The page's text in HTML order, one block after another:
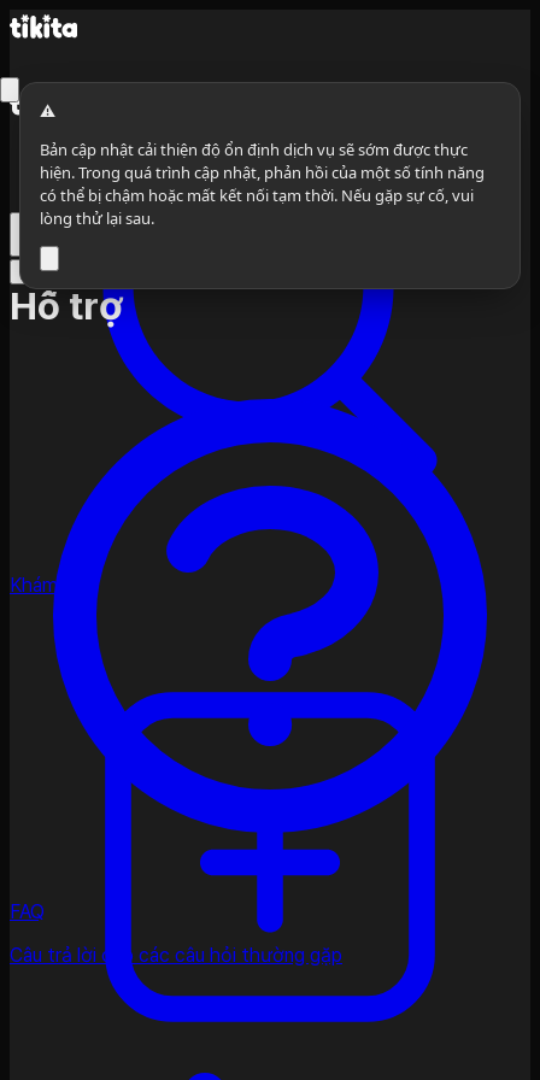
Khám phá
Cần đăng nhập
Chế độ an toàn
Hỗ trợ
FAQ
Câu trả lời cho các câu hỏi thường gặp
⚠️
Bản cập nhật cải thiện độ ổn định dịch vụ sẽ sớm được thực
hiện. Trong quá trình cập nhật, phản hồi của một số tính năng
có thể bị chậm hoặc mất kết nối tạm thời. Nếu gặp sự cố, vui
lòng thử lại sau.